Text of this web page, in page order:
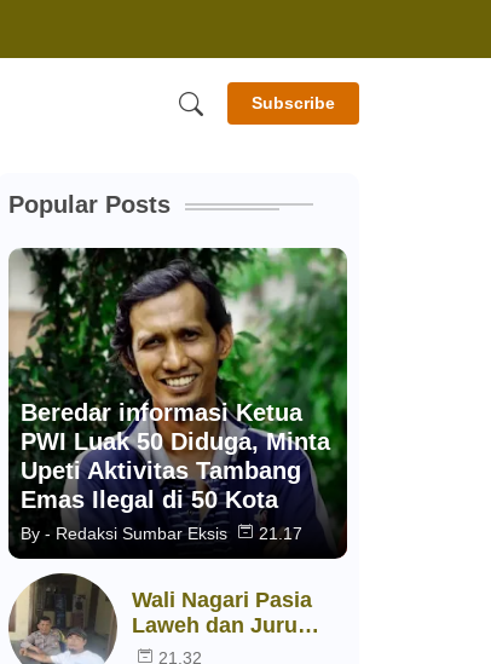
Subscribe
Popular Posts
Beredar informasi Ketua
PWI Luak 50 Diduga, Minta
Upeti Aktivitas Tambang
Emas Ilegal di 50 Kota
By - Redaksi Sumbar Eksis 21.17
Wali Nagari Pasia
Laweh dan Juru
Kutip Pasar Palupuh
21.32